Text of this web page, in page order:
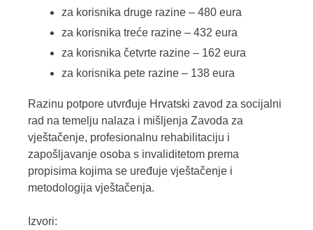
za korisnika druge razine – 480 eura
za korisnika treće razine – 432 eura
za korisnika četvrte razine – 162 eura
za korisnika pete razine – 138 eura
Razinu potpore utvrđuje Hrvatski zavod za socijalni
rad na temelju nalaza i mišljenja Zavoda za
vještačenje, profesionalnu rehabilitaciju i
zapošljavanje osoba s invaliditetom prema
propisima kojima se uređuje vještačenje i
metodologija vještačenja.
Izvori: